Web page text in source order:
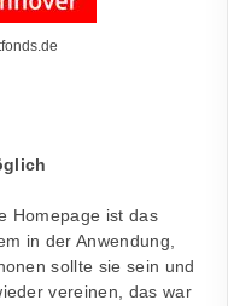
Homepage ist das
in der Anwendung,
sollte sie sein und
vereinen, das war